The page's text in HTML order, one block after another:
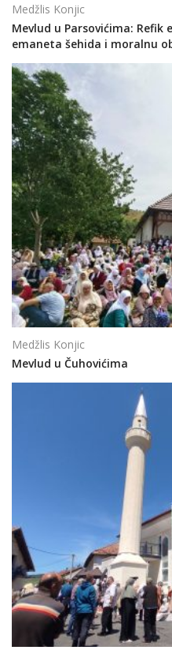
Medžlis Konjic
Mevlud u Parsovićima: Refik
emaneta šehida i moralnu
Medžlis Konjic
Mevlud u Čuhovićima